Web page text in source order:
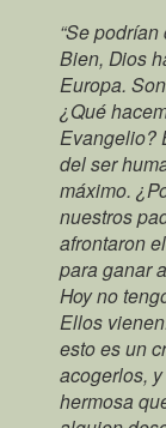
“Se
Bien, Dios
Europa.
¿Qué
Evangelio?
del ser
máximo.
nuestros
afrontaron
para ganar
Hoy no
Ellos
esto es un
acogerlos,
hermosa